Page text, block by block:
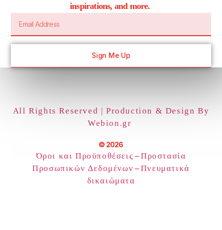
inspirations, and more.
Sign Me Up
All Rights Reserved | Production & Design By
Webion.gr
© 2026
Όροι και Προϋποθέσεις–Προστασία
Προσωπικών Δεδομένων–Πνευματικά
δικαιώματα